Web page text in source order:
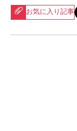
お気に入り記事